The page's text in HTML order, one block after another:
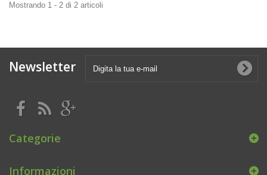
Mostrando 1 - 2 di 2 articoli
Newsletter
Categorie
Informazioni